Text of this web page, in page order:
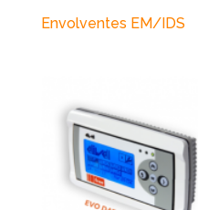
Envolventes EM/IDS